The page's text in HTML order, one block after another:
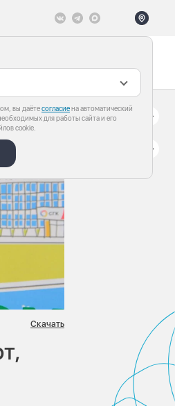
вы даётесогласиена автоматический
для работы сайта и его
cookie.
Скачать